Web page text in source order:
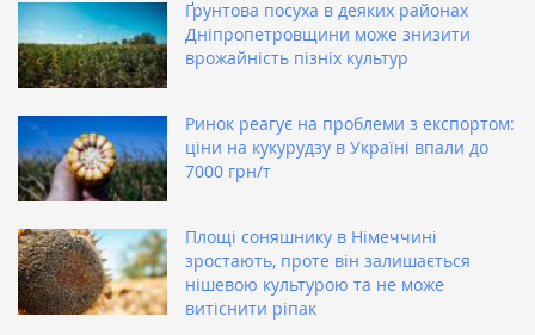
Ґрунтова посуха в деяких районах
Дніпропетровщини може знизити
врожайність пізніх культур
Ринок реагує на проблеми з експортом:
ціни на кукурудзу в Україні впали до
7000 грн/т
Площі соняшнику в Німеччині
зростають, проте він залишається
нішевою культурою та не може
витіснити ріпак